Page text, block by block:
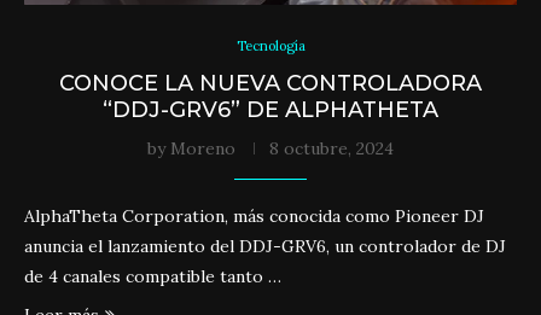
Tecnología
CONOCE LA NUEVA CONTROLADORA
“DDJ-GRV6” DE ALPHATHETA
by Moreno 8 octubre, 2024
AlphaTheta Corporation, más conocida como Pioneer DJ
anuncia el lanzamiento del DDJ-GRV6, un controlador de DJ
de 4 canales compatible tanto …